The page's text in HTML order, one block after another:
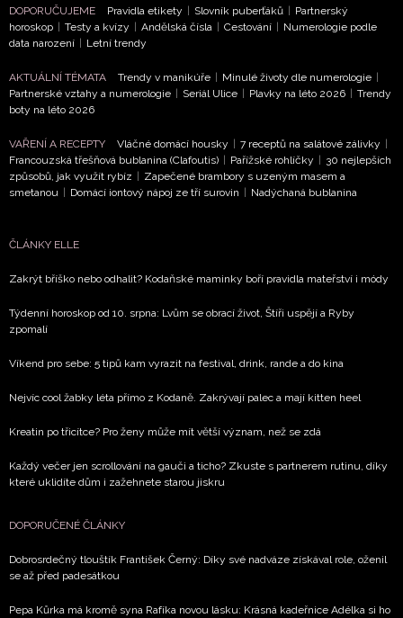
DOPORUČUJEME Pravidla etikety Slovník puberťáků
Partnerský
horoskop
Testy a kvízy Andělská čísla Cestování
Numerologie podle
data narození
Letní trendy
AKTUÁLNÍ TÉMATA Trendy v manikúře Minulé životy dle numerologie
Partnerské vztahy a numerologie
Seriál Ulice Plavky na léto 2026
Trendy
boty na léto 2026
VAŘENÍ A RECEPTY Vláčné domácí housky 7 receptů na salátové zálivky
Francouzská třešňová bublanina (Clafoutis)
Pařížské rohlíčky
30 nejlepších
způsobů, jak využít rybíz
Zapečené brambory s uzeným masem a
smetanou
Domácí iontový nápoj ze tří surovin Nadýchaná bublanina
ČLÁNKY ELLE
Zakrýt bříško nebo odhalit? Kodaňské maminky boří pravidla mateřství i módy
Týdenní horoskop od 10. srpna: Lvům se obrací život, Štíři uspějí a Ryby
zpomalí
Víkend pro sebe: 5 tipů kam vyrazit na festival, drink, rande a do kina
Nejvíc cool žabky léta přímo z Kodaně. Zakrývají palec a mají kitten heel
Kreatin po třicítce? Pro ženy může mít větší význam, než se zdá
Každý večer jen scrollování na gauči a ticho? Zkuste s partnerem rutinu, díky
které uklidíte dům i zažehnete starou jiskru
DOPORUČENÉ ČLÁNKY
Dobrosrdečný tlouštík František Černý: Díky své nadváze získával role, oženil
se až před padesátkou
Pepa Kůrka má kromě syna Rafíka novou lásku: Krásná kadeřnice Adélka si ho